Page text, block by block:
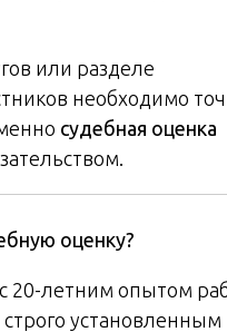
или разделе
необходимо
судебная оценка
оценку?
20-летним опытом
установленным